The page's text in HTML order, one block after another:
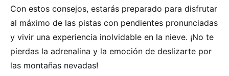
Con estos consejos, estarás preparado para disfrutar
al máximo de las pistas con pendientes pronunciadas
y vivir una experiencia inolvidable en la nieve. ¡No te
pierdas la adrenalina y la emoción de deslizarte por
las montañas nevadas!